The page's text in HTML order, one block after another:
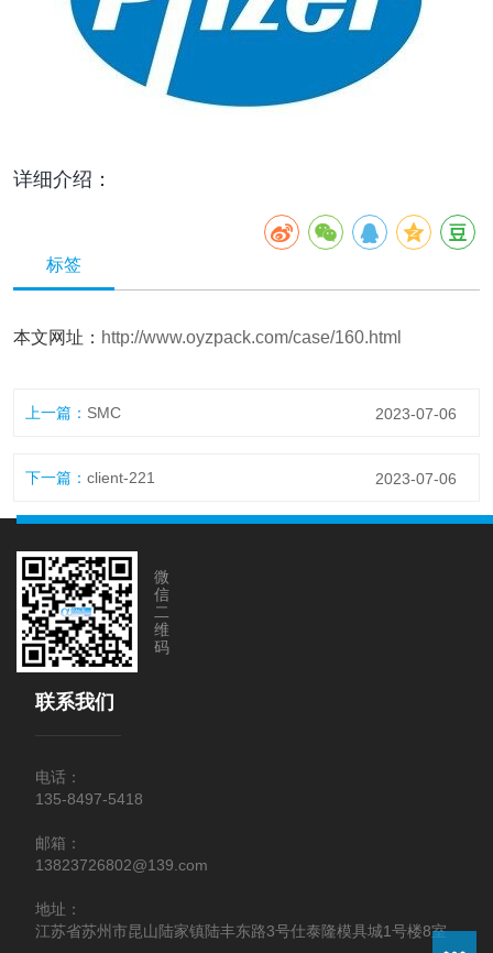
详细介绍：
标签
本文网址： http://www.oyzpack.com/case/160.html
上一篇： SMC 2023-07-06
下一篇： client-221 2023-07-06
微
信
二
维
码
联系我们
电话：
135-8497-5418
邮箱：
13823726802@139.com
地址：
江苏省苏州市昆山陆家镇陆丰东路3号仕泰隆模具城1号楼8室